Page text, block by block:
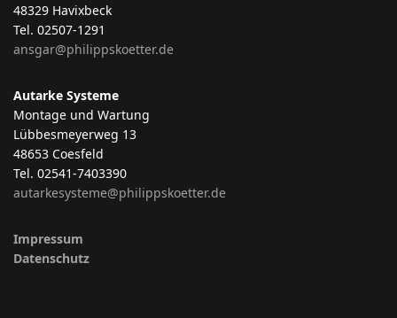
48329 Havixbeck
Tel. 02507-1291
ansgar@philippskoetter.de
Autarke Systeme
Montage und Wartung
Lübbesmeyerweg 13
48653 Coesfeld
Tel. 02541-7403390
autarkesysteme@philippskoetter.de
Impressum
Datenschutz